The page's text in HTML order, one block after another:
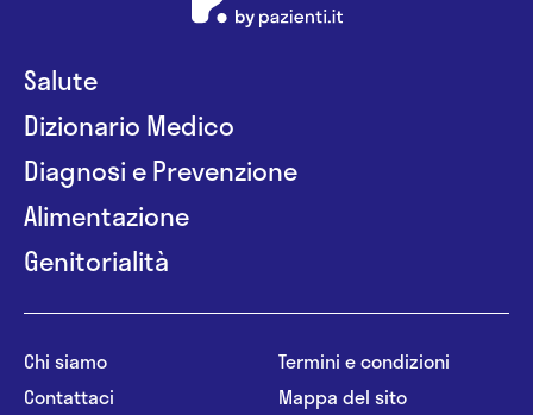
Salute
Dizionario Medico
Diagnosi e Prevenzione
Alimentazione
Genitorialità
Chi siamo
Contattaci
Termini e condizioni
Mappa del sito